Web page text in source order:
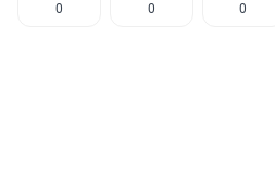
0 0 0